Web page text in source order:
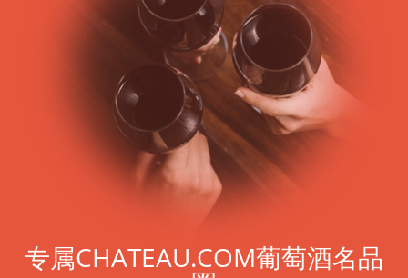
专属CHATEAU.COM葡萄酒名品